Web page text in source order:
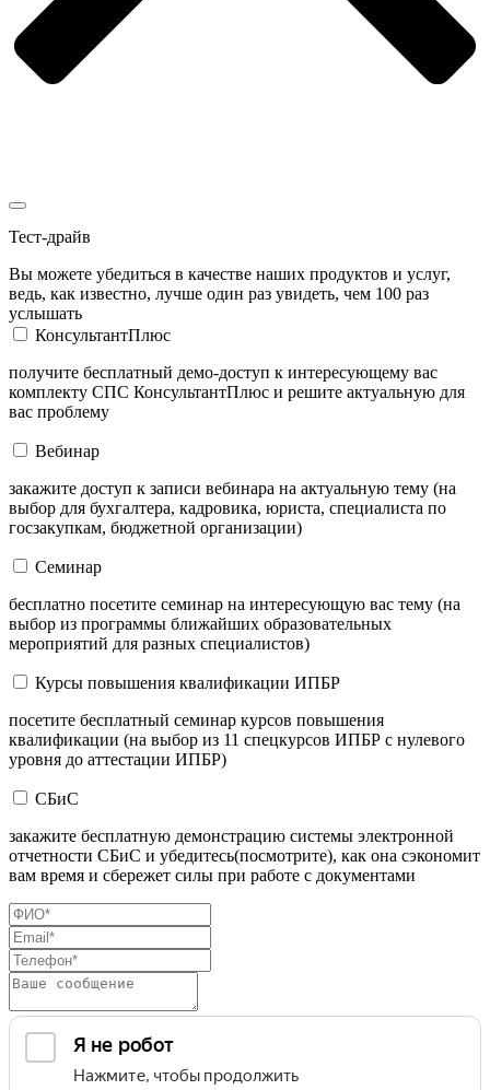
Тест-драйв
Вы можете убедиться в качестве наших продуктов и услуг,
ведь, как известно, лучше один раз увидеть, чем 100 раз
услышать
КонсультантПлюс
получите бесплатный демо-доступ к интересующему вас
комплекту СПС КонсультантПлюс и решите актуальную для
вас проблему
Вебинар
закажите доступ к записи вебинара на актуальную тему (на
выбор для бухгалтера, кадровика, юриста, специалиста по
госзакупкам, бюджетной организации)
Семинар
бесплатно посетите семинар на интересующую вас тему (на
выбор из программы ближайших образовательных
мероприятий для разных специалистов)
Курсы повышения квалификации ИПБР
посетите бесплатный семинар курсов повышения
квалификации (на выбор из 11 спецкурсов ИПБР с нулевого
уровня до аттестации ИПБР)
СБиС
закажите бесплатную демонстрацию системы электронной
отчетности СБиС и убедитесь(посмотрите), как она сэкономит
вам время и сбережет силы при работе с документами